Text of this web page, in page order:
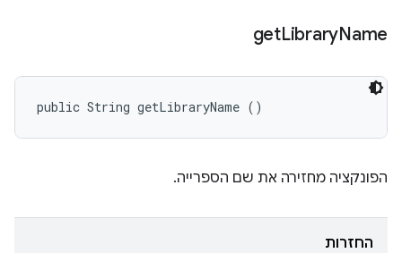
getLibraryName
public String getLibraryName ()
הפונקציה מחזירה את שם הספרייה.
החזרות